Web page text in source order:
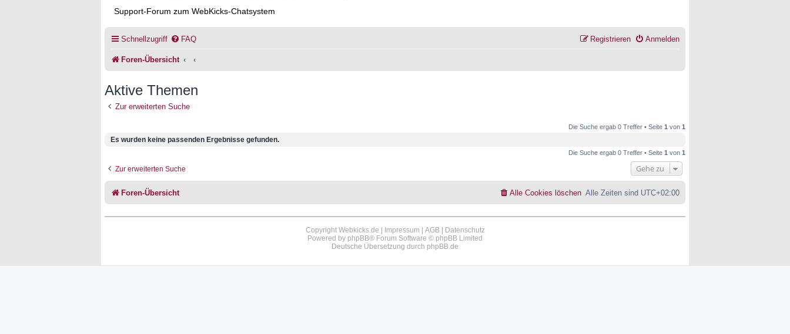
Support-Forum zum WebKicks-Chatsystem
Schnellzugriff FAQ Anmelden
Registrieren
Foren-Übersicht
Aktive Themen
Zur erweiterten Suche
Die Suche ergab 0 Treffer • Seite 1 von 1
Es wurden keine passenden Ergebnisse gefunden.
Die Suche ergab 0 Treffer • Seite 1 von 1
Zur erweiterten Suche Gehe zu
Foren-Übersicht Alle Zeiten sind UTC+02:00
Alle Cookies löschen
Copyright Webkicks.de | Impressum | AGB| Datenschutz
Powered by phpBB® Forum Software © phpBB Limited
Deutsche Übersetzung durch phpBB.de